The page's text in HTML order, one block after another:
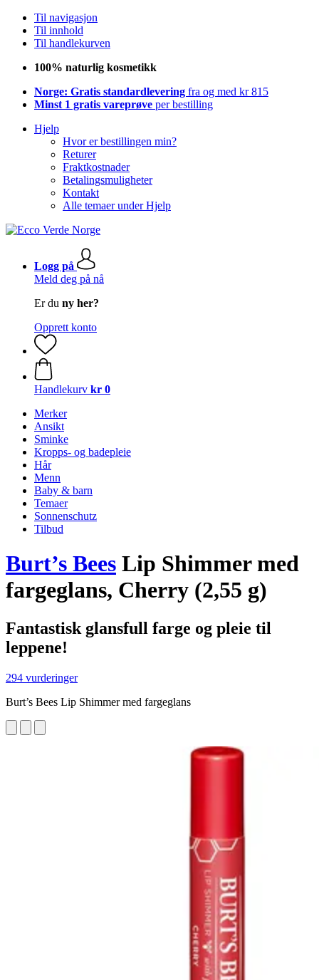
Til navigasjon
Til innhold
Til handlekurven
100% naturlig kosmetikk
Norge: Gratis standardlevering fra og med kr 815
Minst 1 gratis vareprøve per bestilling
Hjelp
Hvor er bestillingen min?
Returer
Fraktkostnader
Betalingsmuligheter
Kontakt
Alle temaer under Hjelp
Logg på
Meld deg på nå
Er du ny her?
Opprett konto
Handlekurv kr 0
Merker
Ansikt
Sminke
Kropps- og badepleie
Hår
Menn
Baby & barn
Temaer
Sonnenschutz
Tilbud
Burt’s Bees Lip Shimmer med
fargeglans, Cherry (2,55 g)
Fantastisk glansfull farge og pleie til
leppene!
294 vurderinger
Burt’s Bees Lip Shimmer med fargeglans